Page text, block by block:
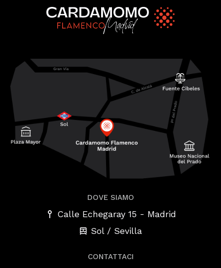
DOVE SIAMO
Calle Echegaray 15 - Madrid
Sol / Sevilla
CONTATTACI